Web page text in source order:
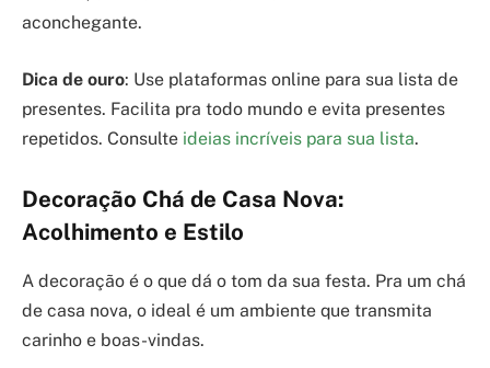
aconchegante.
Dica de ouro: Use plataformas online para sua lista de
presentes. Facilita pra todo mundo e evita presentes
repetidos. Consulte ideias incríveis para sua lista.
Decoração Chá de Casa Nova:
Acolhimento e Estilo
A decoração é o que dá o tom da sua festa. Pra um chá
de casa nova, o ideal é um ambiente que transmita
carinho e boas-vindas.